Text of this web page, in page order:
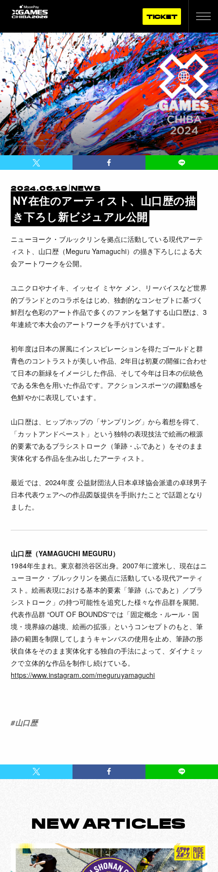
TICKET
2024.06.19 NEWS
NY在住のアーティスト、山口歴の描
き下ろし新ビジュアル公開
ニューヨーク・ブルックリンを拠点に活動している現代アーテ
ィスト、山口歴（Meguru Yamaguchi）の描き下ろしによる大
会アートワークを公開。
ユニクロやナイキ、イッセイ ミヤケ メン、リーバイスなど世界
的ブランドとのコラボをはじめ、独創的なコンセプトに基づく
鮮烈な色彩のアート作品で多くのファンを魅了する山口歴は、3
年連続で本大会のアートワークを手がけています。
初年度は日本の屏風にインスピレーションを得たゴールドと群
青色のコントラストが美しい作品、2年目は初夏の開催に合わせ
て日本の新緑をイメージした作品、そして今年は日本の伝統色
である朱色を用いた作品です。アクションスポーツの躍動感を
色鮮やかに表現しています。
山口歴は、ヒップホップの「サンプリング」から着想を得て、
「カットアンドペースト」という独特の表現技法で絵画の根源
的要素であるブラシストローク（筆跡・ふであと）をそのまま
実体化する作品を生み出したアーティスト。
最近では、2024年度 公益財団法人日本卓球協会派遣の卓球男子
日本代表ウェアへの作品図版提供を手掛けたことで話題となり
ました。
山口歴（YAMAGUCHI MEGURU）
1984年生まれ。東京都渋谷区出身。2007年に渡米し、現在はニ
ューヨーク・ブルックリンを拠点に活動している現代アーティ
スト。絵画表現における基本的要素「筆跡（ふであと）／ブラ
シストローク」の持つ可能性を追究した様々な作品群を展開。
代表作品群 “OUT OF BOUNDS”では「固定概念・ルール・国
境・境界線の越境、絵画の拡張」というコンセプトのもと、筆
跡の範囲を制限してしまうキャンバスの使用を止め、筆跡の形
状自体をそのまま実体化する独自の手法によって、ダイナミッ
クで立体的な作品を制作し続けている。
https://www.instagram.com/meguruyamaguchi
#山口歴
NEWARTICLES